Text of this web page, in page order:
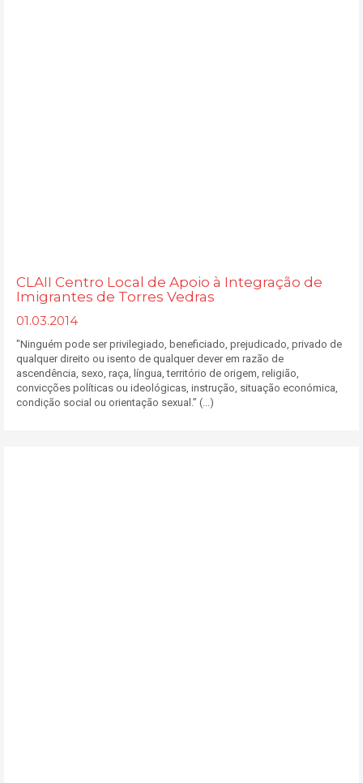
CLAII Centro Local de Apoio à Integração de
Imigrantes de Torres Vedras
01.03.2014
"Ninguém pode ser privilegiado, beneficiado, prejudicado, privado de
qualquer direito ou isento de qualquer dever em razão de
ascendência, sexo, raça, língua, território de origem, religião,
convicções políticas ou ideológicas, instrução, situação económica,
condição social ou orientação sexual.” (...)